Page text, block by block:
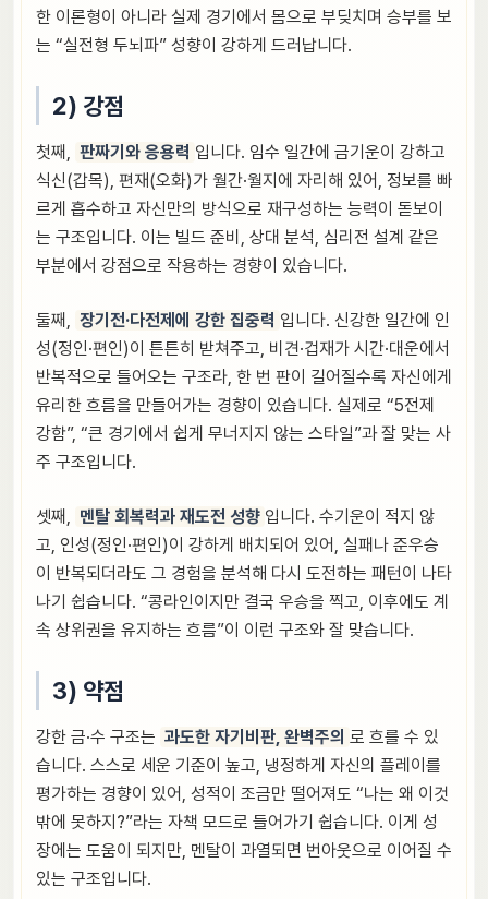
한 이론형이 아니라 실제 경기에서 몸으로 부딪치며 승부를 보
는 “실전형 두뇌파” 성향이 강하게 드러납니다.
2) 강점
첫째, 판짜기와 응용력 입니다. 임수 일간에 금기운이 강하고
식신(갑목), 편재(오화)가 월간·월지에 자리해 있어, 정보를 빠
르게 흡수하고 자신만의 방식으로 재구성하는 능력이 돋보이
는 구조입니다. 이는 빌드 준비, 상대 분석, 심리전 설계 같은
부분에서 강점으로 작용하는 경향이 있습니다.
둘째, 장기전·다전제에 강한 집중력 입니다. 신강한 일간에 인
성(정인·편인)이 튼튼히 받쳐주고, 비견·겁재가 시간·대운에서
반복적으로 들어오는 구조라, 한 번 판이 길어질수록 자신에게
유리한 흐름을 만들어가는 경향이 있습니다. 실제로 “5전제
강함”, “큰 경기에서 쉽게 무너지지 않는 스타일”과 잘 맞는 사
주 구조입니다.
셋째, 멘탈 회복력과 재도전 성향 입니다. 수기운이 적지 않
고, 인성(정인·편인)이 강하게 배치되어 있어, 실패나 준우승
이 반복되더라도 그 경험을 분석해 다시 도전하는 패턴이 나타
나기 쉽습니다. “콩라인이지만 결국 우승을 찍고, 이후에도 계
속 상위권을 유지하는 흐름”이 이런 구조와 잘 맞습니다.
3) 약점
강한 금·수 구조는 과도한 자기비판, 완벽주의 로 흐를 수 있
습니다. 스스로 세운 기준이 높고, 냉정하게 자신의 플레이를
평가하는 경향이 있어, 성적이 조금만 떨어져도 “나는 왜 이것
밖에 못하지?”라는 자책 모드로 들어가기 쉽습니다. 이게 성
장에는 도움이 되지만, 멘탈이 과열되면 번아웃으로 이어질 수
있는 구조입니다.